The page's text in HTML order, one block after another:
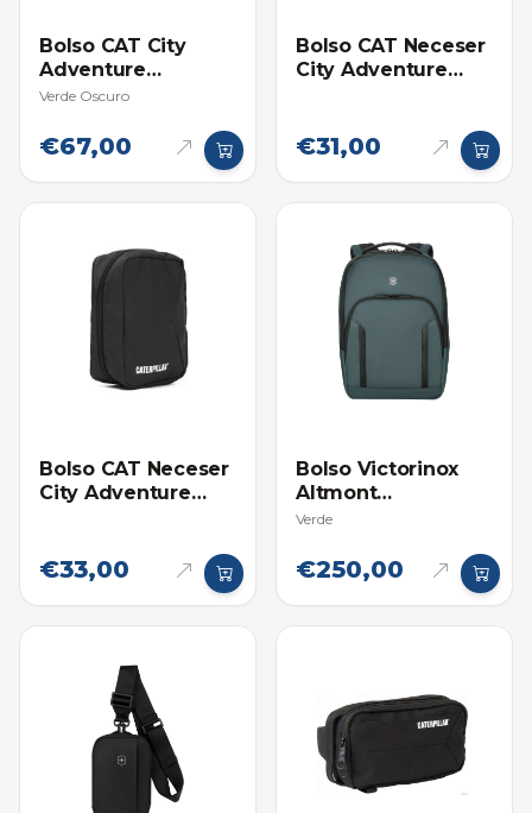
Bolso CAT City
Adventure
Backpack
Verde Oscuro
€67,00
Bolso CAT Neceser
City Adventure
€31,00
Bolso CAT Neceser
City Adventure
€33,00
Bolso Victorinox
Altmont
Professional City
Verde
€250,00